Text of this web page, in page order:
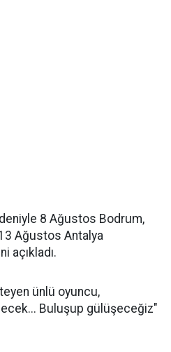
8 Ağustos Bodrum,
Ağustos Antalya
açıkladı.
ünlü oyuncu,
Buluşup gülüşeceğiz"